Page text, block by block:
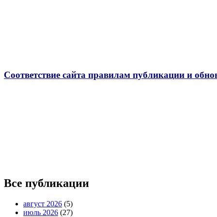
Соответствие сайта правилам публикации и
Все публикации
август 2026 (5)
июль 2026 (27)